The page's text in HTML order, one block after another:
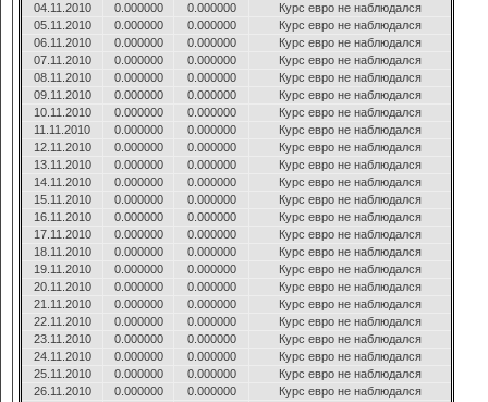
04.11.2010
0.000000 0.000000
Курс евро не наблюдался
05.11.2010
0.000000 0.000000
Курс евро не наблюдался
06.11.2010
0.000000 0.000000
Курс евро не наблюдался
07.11.2010
0.000000 0.000000
Курс евро не наблюдался
08.11.2010
0.000000 0.000000
Курс евро не наблюдался
09.11.2010
0.000000 0.000000
Курс евро не наблюдался
10.11.2010
0.000000 0.000000
Курс евро не наблюдался
11.11.2010
0.000000 0.000000
Курс евро не наблюдался
12.11.2010
0.000000 0.000000
Курс евро не наблюдался
13.11.2010
0.000000 0.000000
Курс евро не наблюдался
14.11.2010
0.000000 0.000000
Курс евро не наблюдался
15.11.2010
0.000000 0.000000
Курс евро не наблюдался
16.11.2010
0.000000 0.000000
Курс евро не наблюдался
17.11.2010
0.000000 0.000000
Курс евро не наблюдался
18.11.2010
0.000000 0.000000
Курс евро не наблюдался
19.11.2010
0.000000 0.000000
Курс евро не наблюдался
20.11.2010
0.000000 0.000000
Курс евро не наблюдался
21.11.2010
0.000000 0.000000
Курс евро не наблюдался
22.11.2010
0.000000 0.000000
Курс евро не наблюдался
23.11.2010
0.000000 0.000000
Курс евро не наблюдался
24.11.2010
0.000000 0.000000
Курс евро не наблюдался
25.11.2010
0.000000 0.000000
Курс евро не наблюдался
26.11.2010
0.000000 0.000000
Курс евро не наблюдался